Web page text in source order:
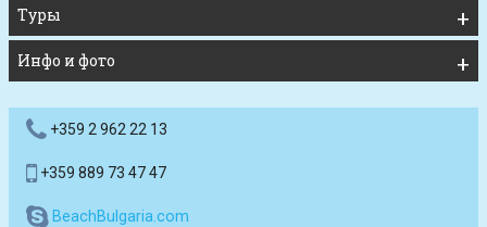
Туры
Инфо и фото
+359 2 962 22 13
+359 889 73 47 47
BeachBulgaria.com